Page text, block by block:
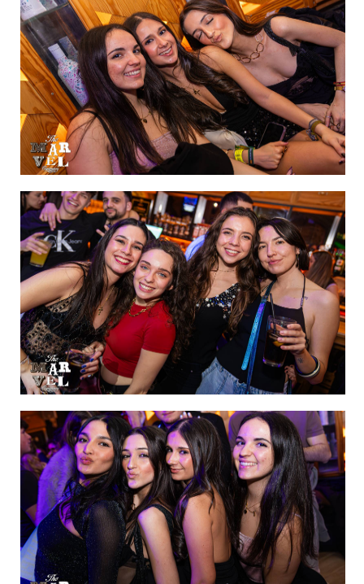
IMAGEN 44
de 60
IMAGEN 45
de 60
IMAGEN 46
de 60